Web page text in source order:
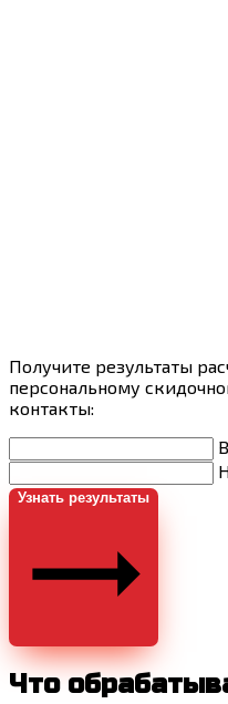
Получите результаты
персональному
контакты:
Узнать результаты
Что